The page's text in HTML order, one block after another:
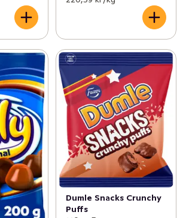
Dumle Snacks Crunchy
Puffs